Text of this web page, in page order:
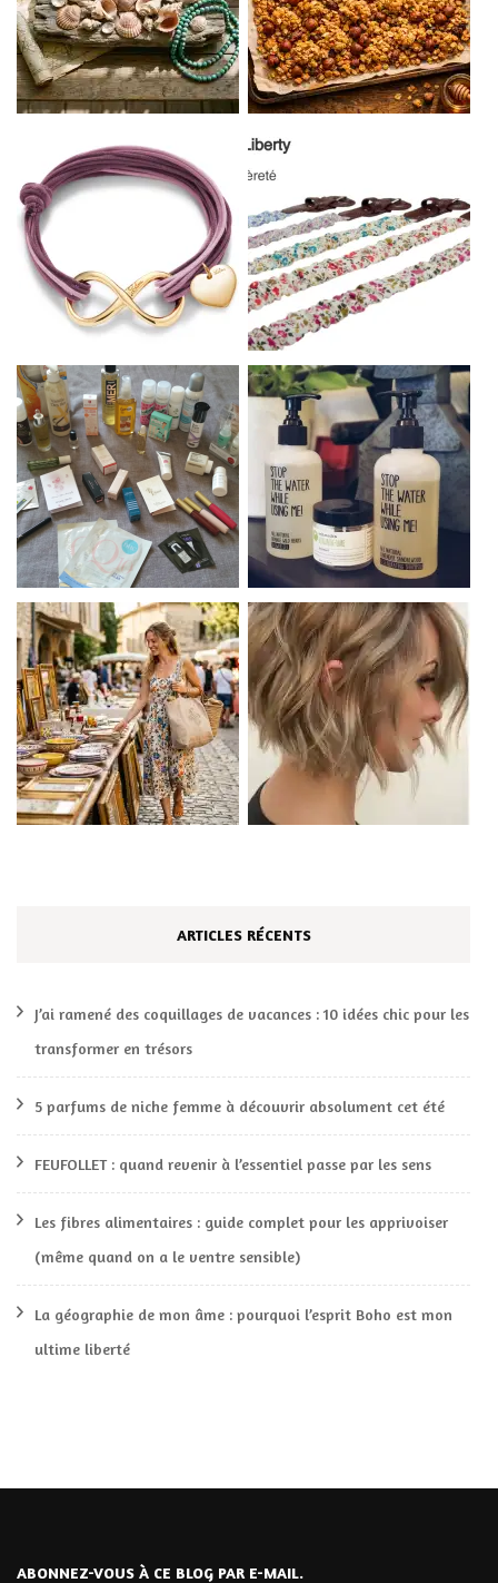
ARTICLES RÉCENTS
J’ai ramené des coquillages de vacances : 10 idées chic pour les
transformer en trésors
5 parfums de niche femme à découvrir absolument cet été
FEUFOLLET : quand revenir à l’essentiel passe par les sens
Les fibres alimentaires : guide complet pour les apprivoiser
(même quand on a le ventre sensible)
La géographie de mon âme : pourquoi l’esprit Boho est mon
ultime liberté
ABONNEZ-VOUS À CE BLOG PAR E-MAIL.